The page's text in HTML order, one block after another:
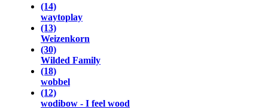
(14)
waytoplay
(13)
Weizenkorn
(30)
Wilded Family
(18)
wobbel
(12)
wodibow - I feel wood